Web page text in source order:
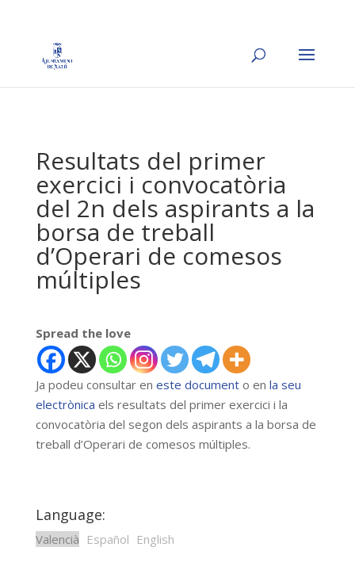
Resultats del primer
exercici i convocatòria
del 2n dels aspirants a la
borsa de treball
d’Operari de comesos
múltiples
Spread the love
Ja podeu consultar en este documento en la seu
electrònica els resultats del primer exercici i la
convocatòria del segon dels aspirants a la borsa de
treball d’Operari de comesos múltiples.
Language:
Valencià Español English